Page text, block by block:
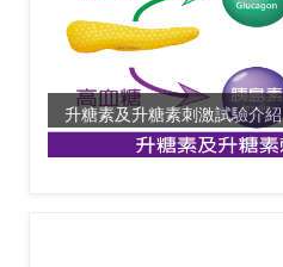
升糖素及升糖素刺激試驗介紹